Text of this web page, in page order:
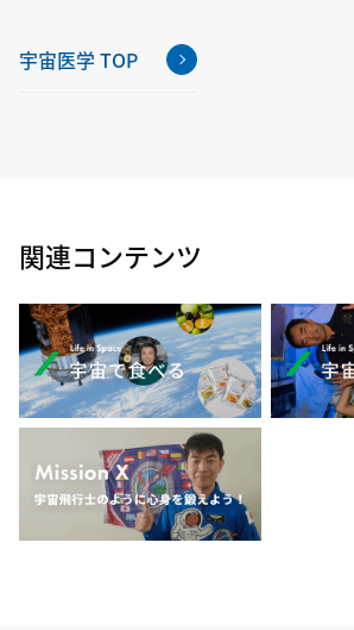
宇宙医学 TOP
関連コンテンツ